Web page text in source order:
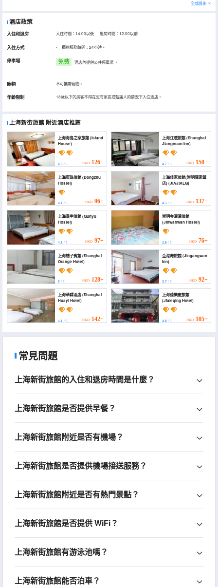
全部設施
酒店政策
入住和退房 入住時間：14:00以後 退房時間：12:00以前
入住方式 櫃枱服務時間：24小時。
停車場 免费 酒店內提供公共停車場 。
寵物 不可攜帶寵物。
年齡限制 18歲以下的房客不得在沒有家長或監護人的情況下入住酒店。
上海新街旅館 附近酒店推薦
上海海島之家旅館 (Island
House)
4.3 / 5 HKD 126+
上海江暖旅館 (Shanghai
Jiangnuan Inn)
4.7/ 5 HKD 150+
上海東珠旅館 (Dongzhu
Hostel)
4.1 / 5 HKD 96+
上海佳家旅館(崇明陳家鎮
店) (JIAJIALG)
4.5/ 5 HKD 137+
上海羣宇旅館 (Qunyu
Hostel)
4.1 / 5 HKD 97+
崇明金灣灣旅館
(Jinwanwan Hostel)
2.6/ 5 HKD 76+
上海桔子賓館 (Shanghai
Orange Hotel)
0 / 5 HKD 128+
金港灣旅館 (Jingangwan
Inn)
3.7/ 5 HKD 92+
上海華驛酒店 (Shanghai
Huayi Hotel)
4.1 / 5 HKD 142+
上海佳樂慶旅館
(Jialeqing Hotel)
4.8/ 5 HKD 105+
常見問題
上海新街旅館的入住和退房時間是什麼？
上海新街旅館是否提供早餐？
上海新街旅館附近是否有機場？
上海新街旅館是否提供機場接送服務？
上海新街旅館附近是否有熱門景點？
上海新街旅館是否提供 WiFi？
上海新街旅館有游泳池嗎？
上海新街旅館能否泊車？